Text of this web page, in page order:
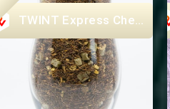
Express Checkout